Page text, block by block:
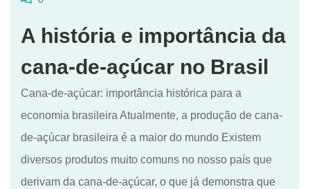
A história e importância da
cana-de-açúcar no Brasil
Cana-de-açúcar: importância histórica para a
economia brasileira Atualmente, a produção de cana-
de-açúcar brasileira é a maior do mundo Existem
diversos produtos muito comuns no nosso país que
derivam da cana-de-açúcar, o que já demonstra que